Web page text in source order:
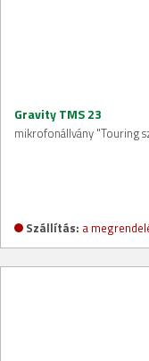
Gravity TMS 23
mikrofonállvány "Touring
Szállítás: a